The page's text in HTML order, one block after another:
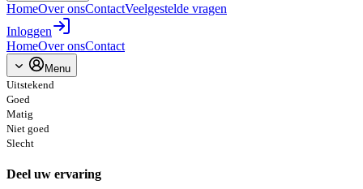
HomeOver onsContactVeelgestelde vragen
Inloggen
HomeOver onsContact
Menu
Uitstekend
Goed
Matig
Niet goed
Slecht
Deel uw ervaring